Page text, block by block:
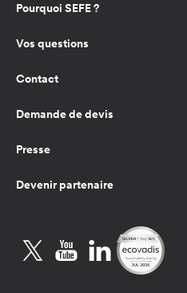
Pourquoi SEFE ?
Vos questions
Contact
Demande de devis
Presse
Devenir partenaire
TwitterYouTubeLinkedIn